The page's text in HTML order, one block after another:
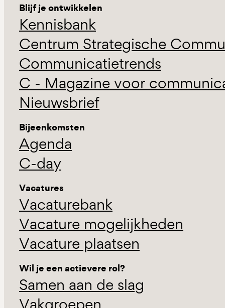
Blijf je ontwikkelen
Kennisbank
Centrum Strategische
Communicatietrends
C - Magazine voor
Nieuwsbrief
Bijeenkomsten
Agenda
C-day
Vacatures
Vacaturebank
Vacature mogelijkheden
Vacature plaatsen
Wil je een actievere rol?
Samen aan de slag